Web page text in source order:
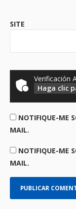
SITE
Verificación
Haga clic
NOTIFIQUE-ME
MAIL.
NOTIFIQUE-ME
MAIL.